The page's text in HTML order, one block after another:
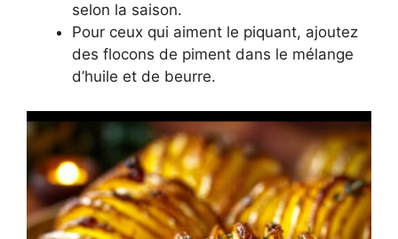
selon la saison.
Pour ceux qui aiment le piquant, ajoutez
des flocons de piment dans le mélange
d’huile et de beurre.